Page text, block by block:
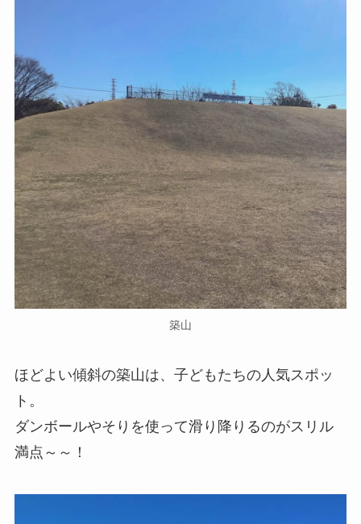
築山
ほどよい傾斜の築山は、子どもたちの人気スポッ
ト。
ダンボールやそりを使って滑り降りるのがスリル
満点～～！